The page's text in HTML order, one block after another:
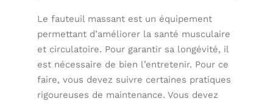
Le fauteuil massant est un équipement
permettant d’améliorer la santé musculaire
et circulatoire. Pour garantir sa longévité, il
est nécessaire de bien l’entretenir. Pour ce
faire, vous devez suivre certaines pratiques
rigoureuses de maintenance. Vous devez